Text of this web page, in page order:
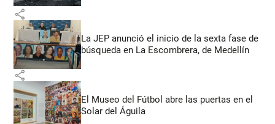
share
La JEP anunció el inicio de la sexta fase de
búsqueda en La Escombrera, de Medellín
share
El Museo del Fútbol abre las puertas en el
Solar del Águila